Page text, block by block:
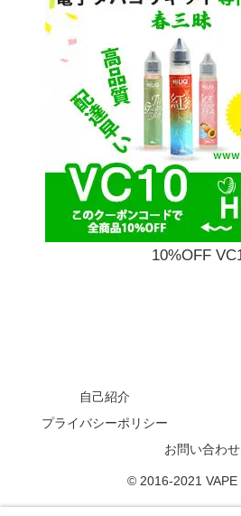
10%OFF
自己紹介
プライバシーポリシー
お問い合わせ
© 2016-2021 VAPE